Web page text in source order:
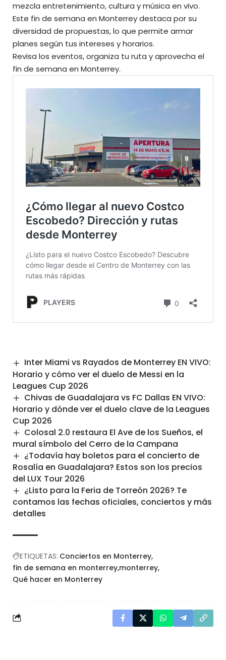
mezcla entretenimiento, cultura y música en vivo.
Este fin de semana en Monterrey destaca por su
diversidad de propuestas, lo que permite armar
planes según tus intereses y horarios.
Revisa los eventos, organiza tu ruta y aprovecha el
fin de semana en Monterrey.
Inter Miami vs Rayados de Monterrey EN VIVO:
Horario y cómo ver el duelo de Messi en la
Leagues Cup 2026
Chivas de Guadalajara vs FC Dallas EN VIVO:
Horario y dónde ver el duelo clave de la Leagues
Cup 2026
Colosal 2.0 restaura El Ave de los Sueños, el
mural símbolo del Cerro de la Campana
¿Todavía hay boletos para el concierto de
Rosalía en Guadalajara? Estos son los precios
del LUX Tour 2026
¿Listo para la Feria de Torreón 2026? Te
contamos las fechas oficiales, conciertos y más
detalles
ETIQUETAS: Conciertos en Monterrey
fin de semana en monterrey monterrey
Qué hacer en Monterrey